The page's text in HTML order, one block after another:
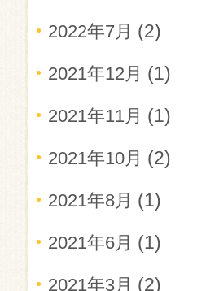
2022年7月 (2)
2021年12月 (1)
2021年11月 (1)
2021年10月 (2)
2021年8月 (1)
2021年6月 (1)
2021年3月 (2)